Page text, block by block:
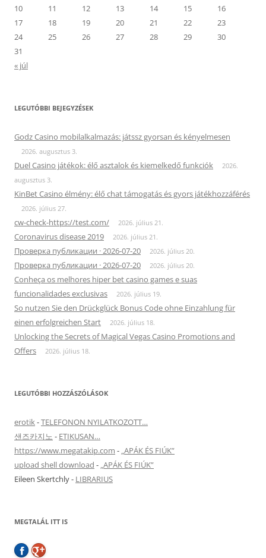
10
11 12 13 14 15
16
17
18 19 20 21 22
23
24
25 26 27 28 29
30
31
« júl
LEGUTÓBBI BEJEGYZÉSEK
Godz Casino mobilalkalmazás: játssz gyorsan és kényelmesen
2026. augusztus 3.
Duel Casino játékok: élő asztalok és kiemelkedő funkciók
2026.
augusztus 3.
KinBet Casino élmény: élő chat támogatás és gyors játékhozzáférés
2026. július 27.
cw-check-https://test.com/ 2026. július 21.
Coronavirus disease 2019 2026. július 21.
Проверка публикации · 2026-07-20 2026. július 20.
Проверка публикации · 2026-07-20 2026. július 20.
Conheça os melhores hiper bet casino games e suas
funcionalidades exclusivas
2026. július 19.
So nutzen Sie den Drückglück Bonus Code ohne Einzahlung für
einen erfolgreichen Start
2026. július 18.
Unlocking the Secrets of Magical Vegas Casino Promotions and
Offers
2026. július 18.
LEGUTÓBBI HOZZÁSZÓLÁSOK
erotik-TELEFONON NYILATKOZOTT…
샌즈카지노 - ETIKUSAN…
https://www.megatakip.com - „APÁK ÉS FIÚK”
upload shell download - „APÁK ÉS FIÚK”
Eileen Skertchly- LIBRARIUS
MEGTALÁL ITT IS